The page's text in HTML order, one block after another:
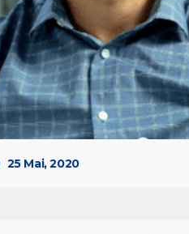
25 Mai, 2020